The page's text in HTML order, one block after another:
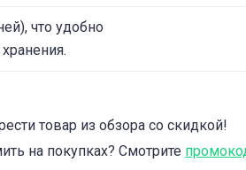
что удобно
товар из обзора со скидкой!
на покупках? Смотрите